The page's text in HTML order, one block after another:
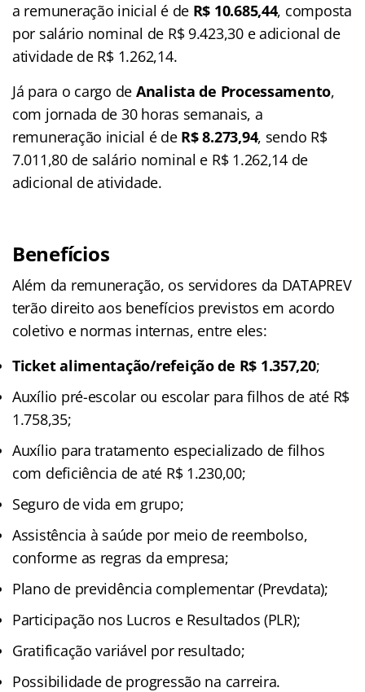
a remuneração inicial é de R$ 10.685,44, composta
por salário nominal de R$ 9.423,30 e adicional de
atividade de R$ 1.262,14.
Já para o cargo de Analista de Processamento,
com jornada de 30 horas semanais, a
remuneração inicial é de R$ 8.273,94, sendo R$
7.011,80 de salário nominal e R$ 1.262,14 de
adicional de atividade.
Benefícios
Além da remuneração, os servidores da DATAPREV
terão direito aos benefícios previstos em acordo
coletivo e normas internas, entre eles:
Ticket alimentação/refeição de R$ 1.357,20;
Auxílio pré-escolar ou escolar para filhos de até R$
1.758,35;
Auxílio para tratamento especializado de filhos
com deficiência de até R$ 1.230,00;
Seguro de vida em grupo;
Assistência à saúde por meio de reembolso,
conforme as regras da empresa;
Plano de previdência complementar (Prevdata);
Participação nos Lucros e Resultados (PLR);
Gratificação variável por resultado;
Possibilidade de progressão na carreira.